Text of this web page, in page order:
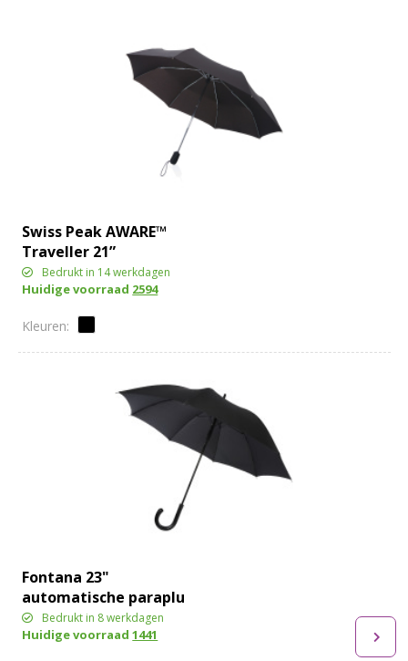
Swiss Peak AWARE™
Traveller 21”
automatische paraplu
Bedrukt in 14 werkdagen
Huidige voorraad 2594
Fontana 23"
automatische paraplu
met carbon look en
gebogen handvat
Bedrukt in 8 werkdagen
Huidige voorraad1441